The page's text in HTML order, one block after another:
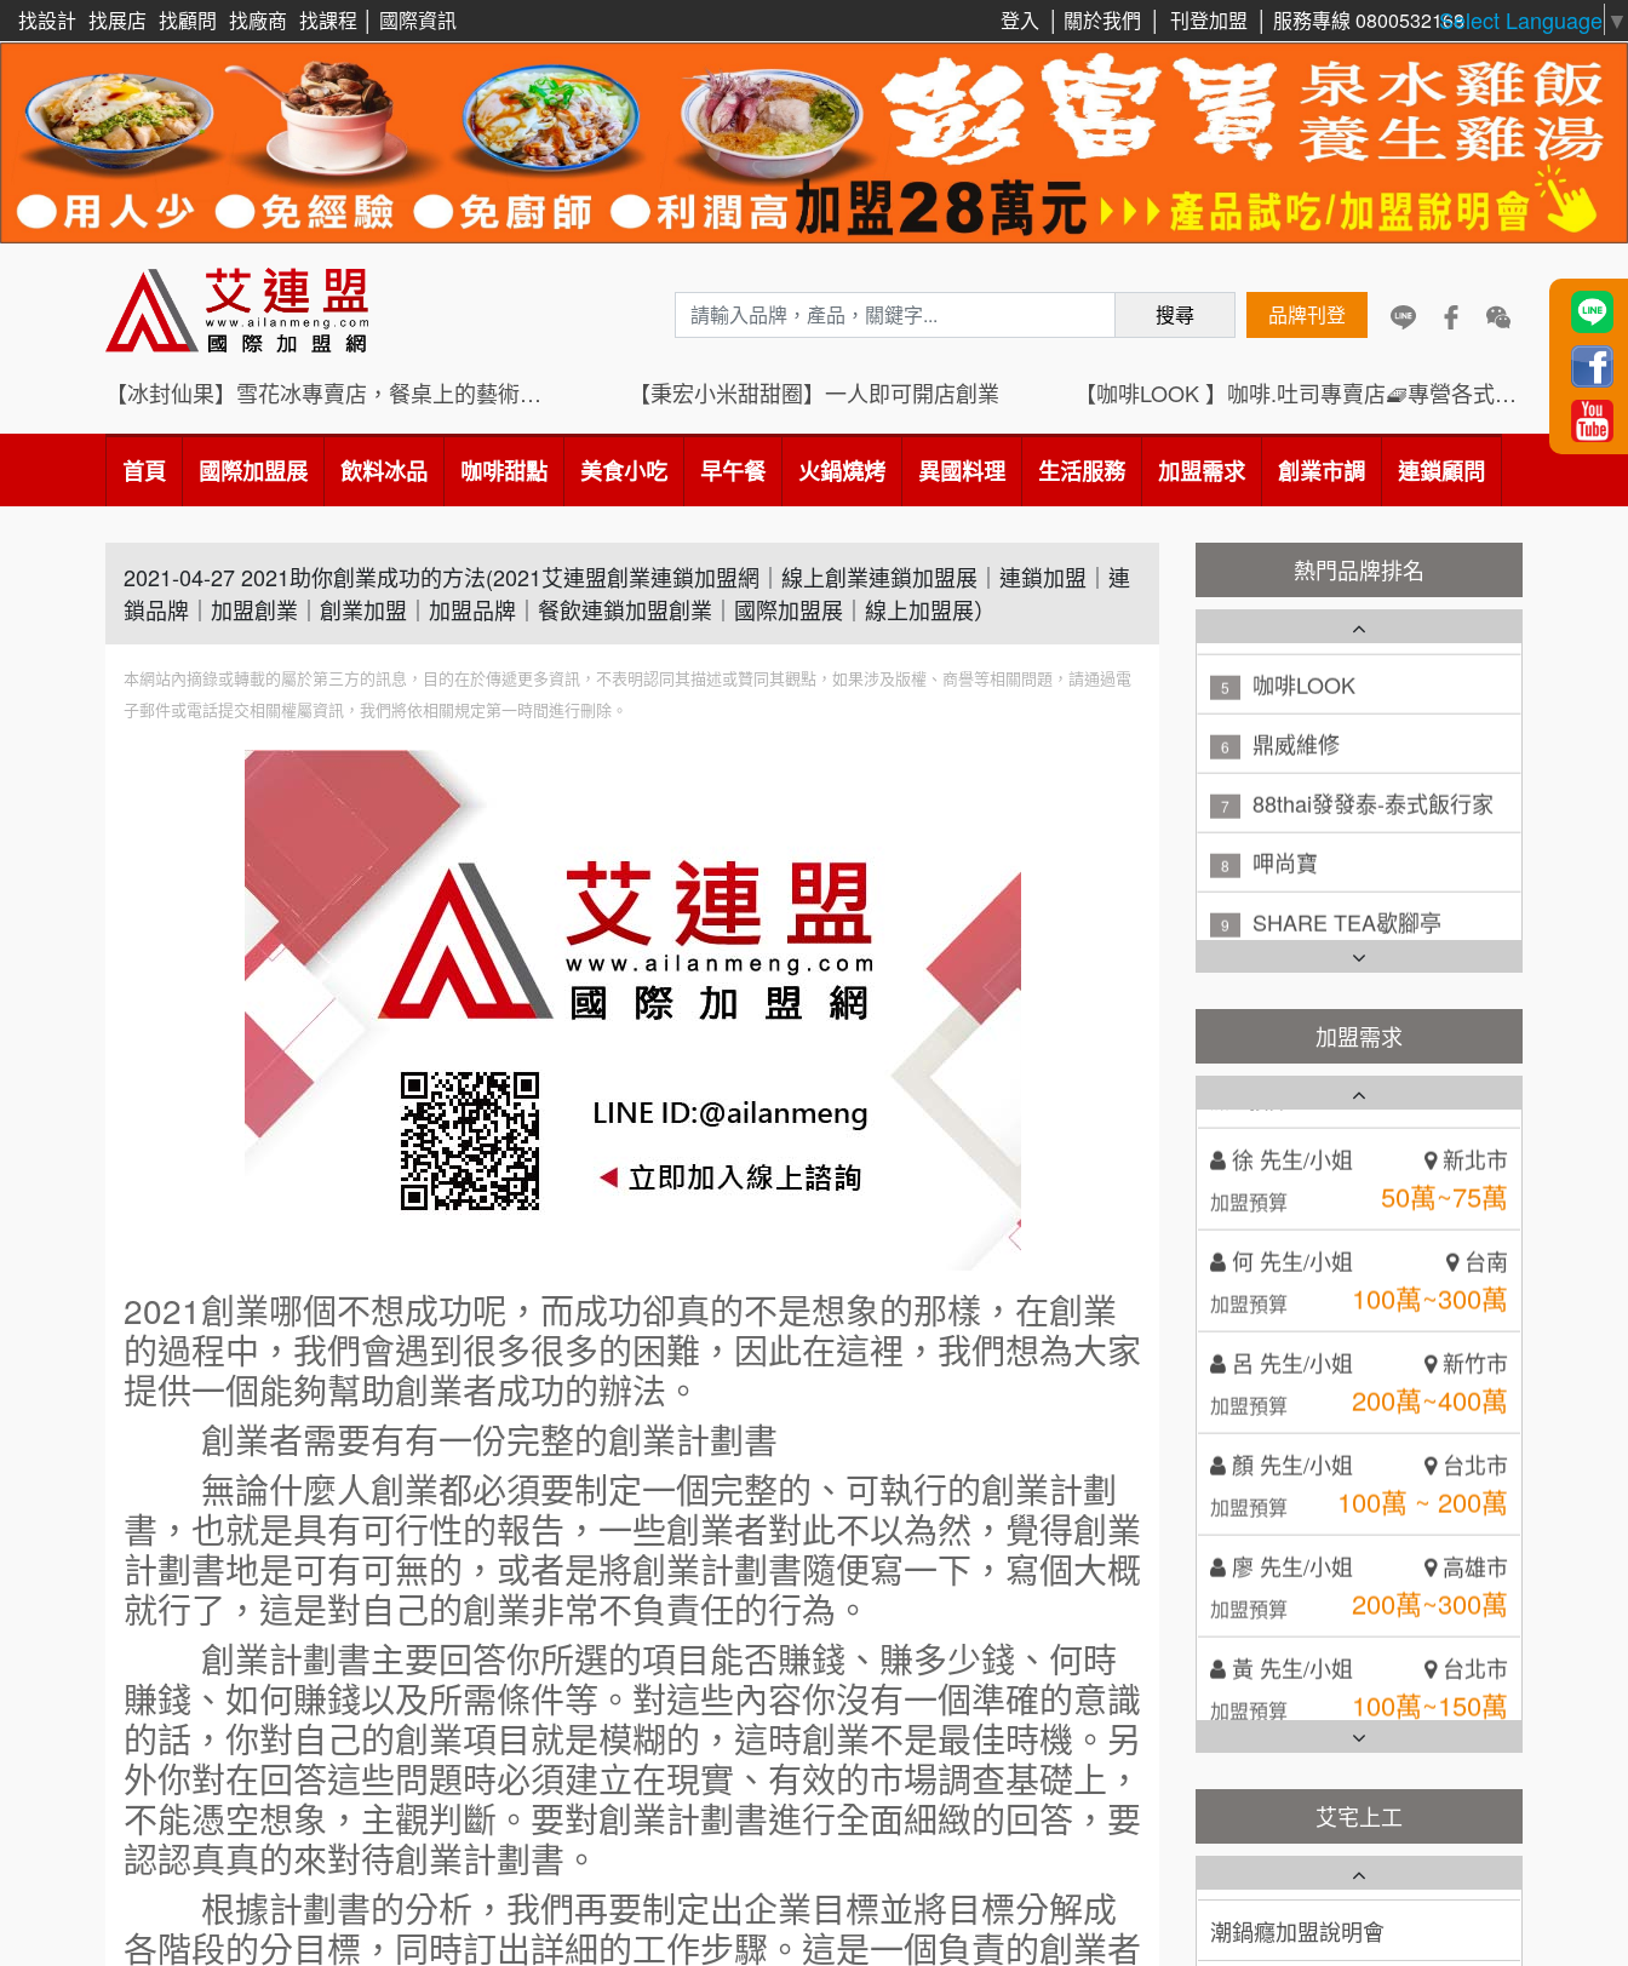
Select Language ▼
找設計 找展店 找顧問 找廠商 找課程 國際資訊 關於我們 刊登加盟 服務專線 0800532168
登入
搜尋 品牌刊登
【冰封仙果】雪花冰專賣店，餐桌上的藝術饗宴 【秉宏小米甜甜圈】一人即可開店創業 【咖啡LOOK 】咖啡.吐司專賣店🧇專營各式創意法式吐司
首頁 國際加盟展 飲料冰品 咖啡甜點 美食小吃 早午餐 火鍋燒烤 異國料理 生活服務 加盟需求 創業市調 連鎖顧問
2021-04-27 2021助你創業成功的方法(2021艾連盟創業連鎖加盟網｜線上創業連鎖加盟展｜連鎖加盟｜連
鎖品牌｜加盟創業｜創業加盟｜加盟品牌｜餐飲連鎖加盟創業｜國際加盟展｜線上加盟展）
本網站內摘錄或轉載的屬於第三方的訊息，目的在於傳遞更多資訊，不表明認同其描述或贊同其觀點，如果涉及版權、商譽等相關問題，請通過電
子郵件或電話提交相關權屬資訊，我們將依相關規定第一時間進行刪除。
2021創業哪個不想成功呢，而成功卻真的不是想象的那樣，在創業
的過程中，我們會遇到很多很多的困難，因此在這裡，我們想為大家
提供一個能夠幫助創業者成功的辦法。
創業者需要有有一份完整的創業計劃書
無論什麼人創業都必須要制定一個完整的、可執行的創業計劃
書，也就是具有可行性的報告，一些創業者對此不以為然，覺得創業
計劃書地是可有可無的，或者是將創業計劃書隨便寫一下，寫個大概
就行了，這是對自己的創業非常不負責任的行為。
創業計劃書主要回答你所選的項目能否賺錢、賺多少錢、何時
賺錢、如何賺錢以及所需條件等。對這些內容你沒有一個準確的意識
的話，你對自己的創業項目就是模糊的，這時創業不是最佳時機。另
外你對在回答這些問題時必須建立在現實、有效的市場調查基礎上，
不能憑空想象，主觀判斷。要對創業計劃書進行全面細緻的回答，要
認認真真的來對待創業計劃書。
根據計劃書的分析，我們再要制定出企業目標並將目標分解成
各階段的分目標，同時訂出詳細的工作步驟。這是一個負責的創業者
熱門品牌排名
6 鼎威維修
7 88thai發發泰-泰式飯行家
呷尚寶
SHARE TEA歇腳亭
1 Cozy coffee可集咖啡
2 霏等茶
3 秉宏小米甜甜圈
4 潮鍋癮
咖啡LOOK
鼎威維修
88thai發發泰-泰式飯行家
呷尚寶
SHARE TEA歇腳亭
TEA TOP台灣第一味
Cozy coffee可集咖啡
2 霏等茶
秉宏小米甜甜圈
4 潮鍋癮
5 咖啡LOOK
6 鼎威維修
7 88thai發發泰-泰式飯行家
8 呷尚寶
9 SHARE TEA歇腳亭
10 TEA TOP台灣第一味
加盟需求
周 先生/小姐 台北
加盟預算 100萬 ~150萬
徐 先生/小姐 新北市
加盟預算 50萬~75萬
何 先生/小姐 台南
加盟預算 100萬~300萬
呂 先生/小姐 新竹市
加盟預算 200萬~400萬
顏 先生/小姐 台北市
加盟預算 100萬 ~ 200萬
廖 先生/小姐 高雄市
加盟預算 200萬~300萬
黃 先生/小姐 台北市
加盟預算
林 先生/小姐 屏東縣
加盟預算
吳 先生/小姐
100萬~200萬
周 先生/小姐 台北
加盟預算 100萬 ~150萬
徐 先生/小姐 新北市
加盟預算 50萬~75萬
何 先生/小姐 台南
加盟預算 100萬~300萬
呂 先生/小姐 新竹市
加盟預算 200萬~400萬
顏 先生/小姐 台北市
加盟預算 100萬 ~ 200萬
廖 先生/小姐 高雄市
加盟預算 200萬~300萬
黃 先生/小姐 台北市
加盟預算 100萬~150萬
林 先生/小姐 屏東縣
100萬 ~ 200萬
吳 先生/小姐
100萬~200萬
周 先生/小姐
艾宅上工
【曉妍美妝】誠徵行政櫃檯
自助洗衣店誠徵代洗收送人員
(台中市)
MUSHEN徵SPA美容芳療師
日十。早午食加盟說明會
拾鑶火鍋加盟說明會
全家加盟說明會
台灣G湯加盟說明會
彭富貴加盟說明會
NU PASTA義大利麵加盟說明
會
潮鍋癮加盟說明會
藍象廷泰式火鍋加盟說明會
日十。早午食加盟說明會